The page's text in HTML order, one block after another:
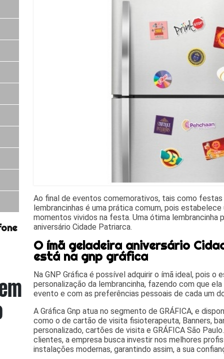
Ao final de eventos comemorativos, tais como festas
lembrancinhas é uma prática comum, pois
momentos vividos na festa. Uma ótima lembrancinha
aniversário Cidade Patriarca.
O ímã geladeira aniversário
está na gnp gráfica
Na GNP Gráfica é possível adquirir o ímã ideal, pois
personalização da lembrancinha, fazendo com que
evento e com as preferências pessoais de cada um
A Gráfica Gnp atua no segmento de GRÁFICA, e
como o de cartão de visita fisioterapeuta, Banners,
personalizado, cartões de visita e GRÁFICA São
clientes, a empresa busca investir nos melhores
instalações modernas, garantindo assim, a sua